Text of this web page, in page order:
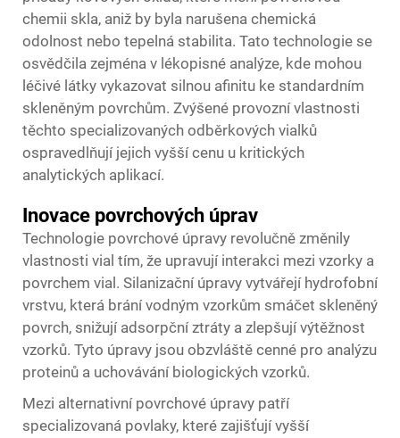
chemii skla, aniž by byla narušena chemická
odolnost nebo tepelná stabilita. Tato technologie se
osvědčila zejména v lékopisné analýze, kde mohou
léčivé látky vykazovat silnou afinitu ke standardním
skleněným povrchům. Zvýšené provozní vlastnosti
těchto specializovaných odběrkových vialků
ospravedlňují jejich vyšší cenu u kritických
analytických aplikací.
Inovace povrchových úprav
Technologie povrchové úpravy revolučně změnily
vlastnosti vial tím, že upravují interakci mezi vzorky a
povrchem vial. Silanizační úpravy vytvářejí hydrofobní
vrstvu, která brání vodným vzorkům smáčet skleněný
povrch, snižují adsorpční ztráty a zlepšují výtěžnost
vzorků. Tyto úpravy jsou obzvláště cenné pro analýzu
proteinů a uchovávání biologických vzorků.
Mezi alternativní povrchové úpravy patří
specializovaná povlaky, které zajišťují vyšší